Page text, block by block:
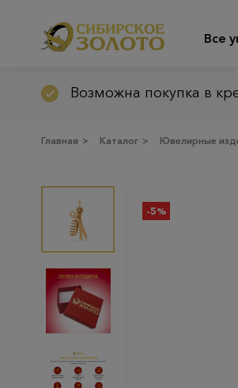
Все
Возможна покупка в
Главная > Каталог > Ювелирные
-5%